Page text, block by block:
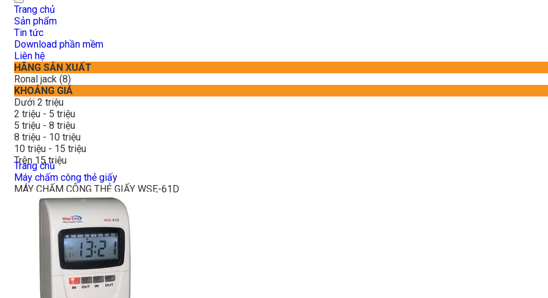
Toggle
navigation
Trang chủ
Sản phẩm
Tin tức
Download phần mềm
Liên hệ
HÃNG SẢN XUẤT
Ronal jack (8)
KHOẢNG GIÁ
Dưới 2 triệu
2 triệu - 5 triệu
5 triệu - 8 triệu
8 triệu - 10 triệu
10 triệu - 15 triệu
Trên 15 triệu
Trang chủ
Máy chấm công thẻ giấy
MÁY CHẤM CÔNG THẺ GIẤY WSE-61D